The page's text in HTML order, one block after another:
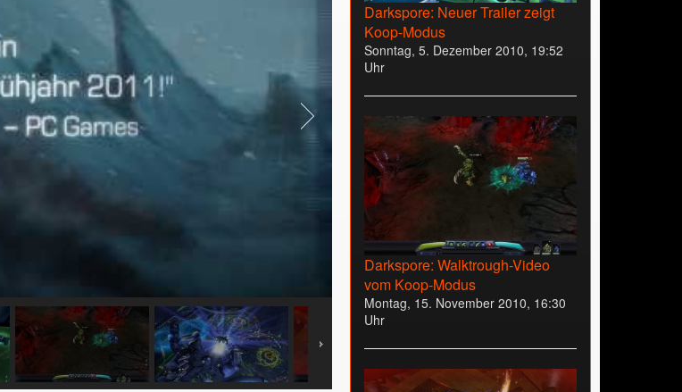
Darkspore: Neuer Trailer zeigt
Koop-Modus
Sonntag, 5. Dezember 2010, 19:52
Uhr
Darkspore: Walktrough-Video
vom Koop-Modus
Montag, 15. November 2010, 16:30
Uhr